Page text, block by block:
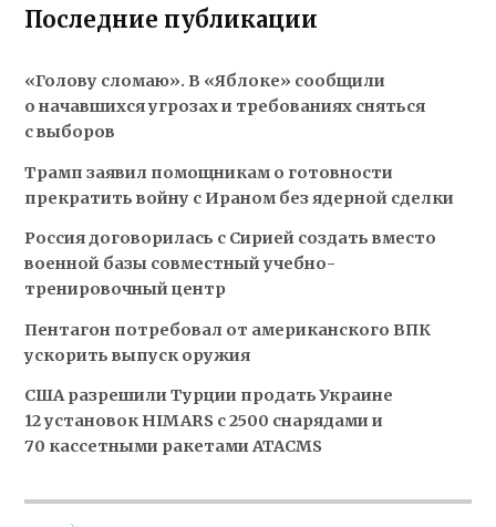
Последние публикации
«Голову сломаю». В «Яблоке» сообщили
о начавшихся угрозах и требованиях сняться
с выборов
Трамп заявил помощникам о готовности
прекратить войну с Ираном без ядерной сделки
Россия договорилась с Сирией создать вместо
военной базы совместный учебно-
тренировочный центр
Пентагон потребовал от американского ВПК
ускорить выпуск оружия
США разрешили Турции продать Украине
12 установок HIMARS с 2500 снарядами и
70 кассетными ракетами ATACMS